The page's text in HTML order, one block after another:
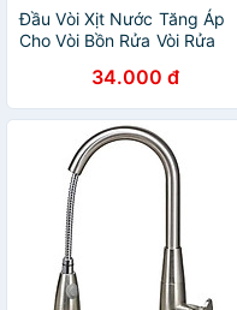
Đầu Vòi Xịt Nước Tăng Áp
Cho Vòi Bồn Rửa Vòi Rửa
Tăng Áp Xoay 360 Độ Điều
Chỉnh Thoải Mái
34.000 đ